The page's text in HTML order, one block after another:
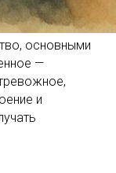
основными
—
и